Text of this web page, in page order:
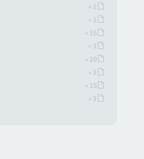
» 2
» 2
» 15
» 3
» 20
» 3
» 15
» 3